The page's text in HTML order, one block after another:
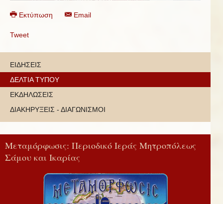
Εκτύπωση Email
Tweet
ΕΙΔΗΣΕΙΣ
ΔΕΛΤΙΑ ΤΥΠΟΥ
ΕΚΔΗΛΩΣΕΙΣ
ΔΙΑΚΗΡΥΞΕΙΣ - ΔΙΑΓΩΝΙΣΜΟΙ
Μεταμόρφωσις: Περιοδικό Ιεράς Μητροπόλεως
Σάμου και Ικαρίας